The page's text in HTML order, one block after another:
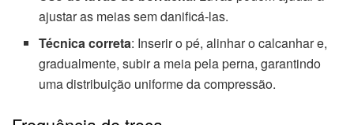
ajustar as meias sem danificá-las.
Técnica correta: Inserir o pé, alinhar o calcanhar e,
gradualmente, subir a meia pela perna, garantindo
uma distribuição uniforme da compressão.